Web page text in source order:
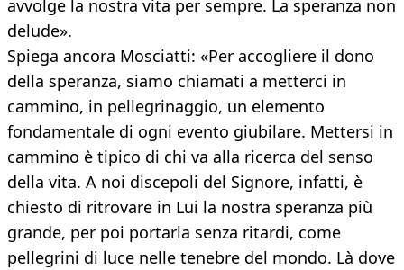
avvolge la nostra vita per sempre. La speranza non
delude».
Spiega ancora Mosciatti: «Per accogliere il dono
della speranza, siamo chiamati a metterci in
cammino, in pellegrinaggio, un elemento
fondamentale di ogni evento giubilare. Mettersi in
cammino è tipico di chi va alla ricerca del senso
della vita. A noi discepoli del Signore, infatti, è
chiesto di ritrovare in Lui la nostra speranza più
grande, per poi portarla senza ritardi, come
pellegrini di luce nelle tenebre del mondo. Là dove